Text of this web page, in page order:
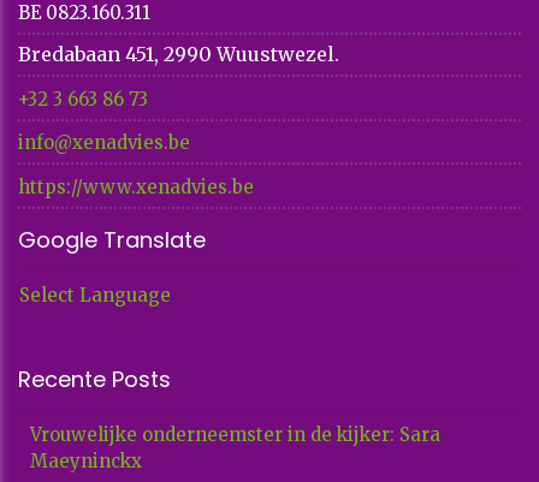
BE 0823.160.311
Bredabaan 451, 2990 Wuustwezel.
+32 3 663 86 73​​​​​​​
info@xenadvies.be
https://www.xenadvies.be
Google Translate
Select Language
Recente Posts
Vrouwelijke onderneemster in de kijker: Sara
Maeyninckx